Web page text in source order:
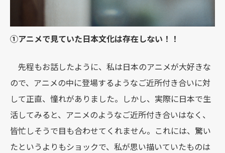
①アニメで見ていた日本文化は存在しない！！
先程もお話したように、私は日本のアニメが大好きな
ので、アニメの中に登場するようなご近所付き合いに対
して正直、憧れがありました。しかし、実際に日本で生
活してみると、アニメのようなご近所付き合いはなく、
皆忙しそうで目も合わせてくれません。これには、驚い
たというよりもショックで、私が思い描いていたものは